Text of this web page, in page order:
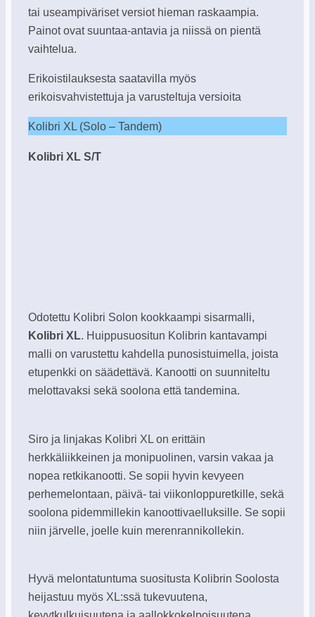
tai useampiväriset versiot hieman raskaampia.
Painot ovat suuntaa-antavia ja niissä on pientä
vaihtelua.
Erikoistilauksesta saatavilla myös
erikoisvahvistettuja ja varusteltuja versioita
Kolibri XL (Solo – Tandem)
Kolibri XL S/T
Odotettu Kolibri Solon kookkaampi sisarmalli,
Kolibri XL. Huippusuositun Kolibrin kantavampi
malli on varustettu kahdella punosistuimella, joista
etupenkki on säädettävä. Kanootti on suunniteltu
melottavaksi sekä soolona että tandemina.
Siro ja linjakas Kolibri XL on erittäin
herkkäliikkeinen ja monipuolinen, varsin vakaa ja
nopea retkikanootti. Se sopii hyvin kevyeen
perhemelontaan, päivä- tai viikonloppuretkille, sekä
soolona pidemmillekin kanoottivaelluksille. Se sopii
niin järvelle, joelle kuin merenrannikollekin.
Hyvä melontatuntuma suositusta Kolibrin Soolosta
heijastuu myös XL:ssä tukevuutena,